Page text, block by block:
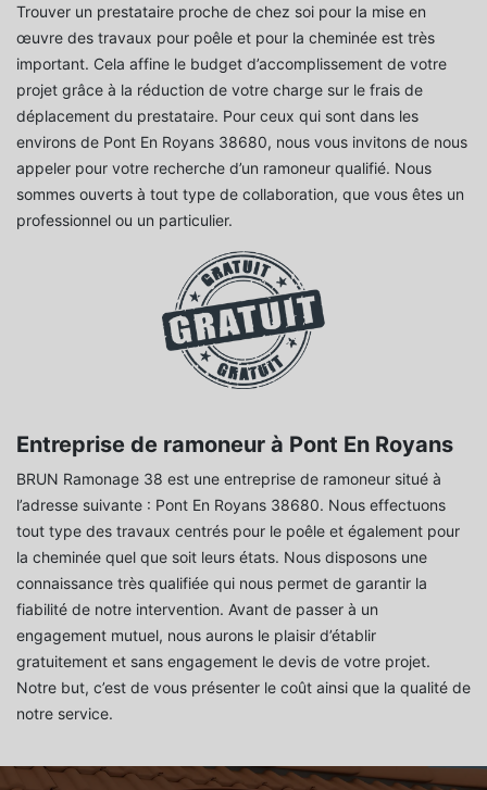
Trouver un prestataire proche de chez soi pour la mise en
œuvre des travaux pour poêle et pour la cheminée est très
important. Cela affine le budget d’accomplissement de votre
projet grâce à la réduction de votre charge sur le frais de
déplacement du prestataire. Pour ceux qui sont dans les
environs de Pont En Royans 38680, nous vous invitons de nous
appeler pour votre recherche d’un ramoneur qualifié. Nous
sommes ouverts à tout type de collaboration, que vous êtes un
professionnel ou un particulier.
Entreprise de ramoneur à Pont En Royans
BRUN Ramonage 38 est une entreprise de ramoneur situé à
l’adresse suivante : Pont En Royans 38680. Nous effectuons
tout type des travaux centrés pour le poêle et également pour
la cheminée quel que soit leurs états. Nous disposons une
connaissance très qualifiée qui nous permet de garantir la
fiabilité de notre intervention. Avant de passer à un
engagement mutuel, nous aurons le plaisir d’établir
gratuitement et sans engagement le devis de votre projet.
Notre but, c’est de vous présenter le coût ainsi que la qualité de
notre service.